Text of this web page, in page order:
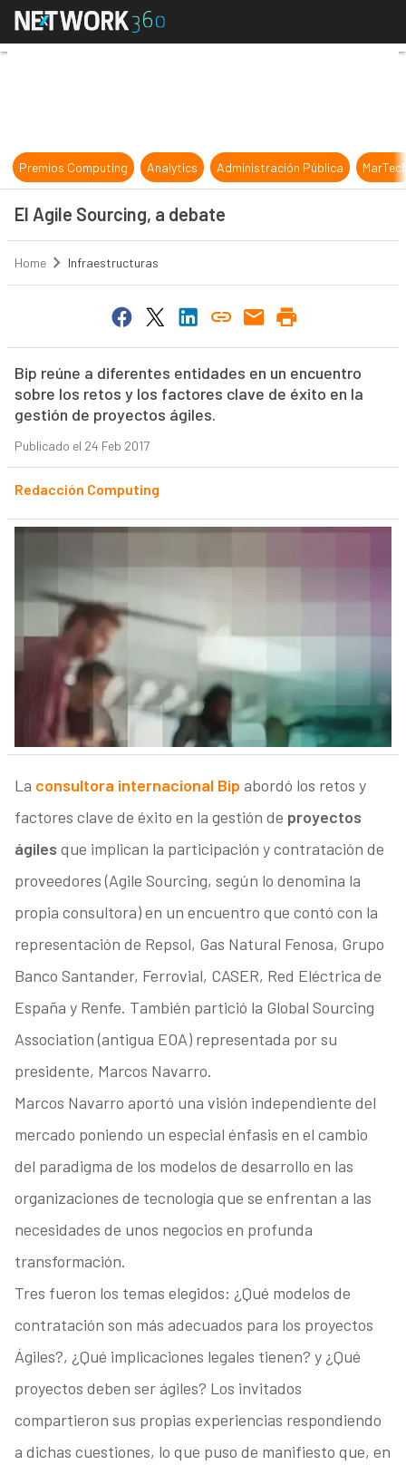
El Agile Sourcing, a debate
Premios Computing Analytics Administración Pública
El Agile Sourcing, a debate
Home Infraestructuras
Bip reúne a diferentes entidades en un encuentro
sobre los retos y los factores clave de éxito en la
gestión de proyectos ágiles.
Publicado el 24 Feb 2017
Redacción Computing
La consultora internacional Bip abordó los retos y
factores clave de éxito en la gestión de proyectos
ágiles que implican la participación y contratación de
proveedores (Agile Sourcing, según lo denomina la
propia consultora) en un encuentro que contó con la
representación de Repsol, Gas Natural Fenosa, Grupo
Banco Santander, Ferrovial, CASER, Red Eléctrica de
España y Renfe. También partició la Global Sourcing
Association (antigua EOA) representada por su
presidente, Marcos Navarro.
Marcos Navarro aportó una visión independiente del
mercado poniendo un especial énfasis en el cambio
del paradigma de los modelos de desarrollo en las
organizaciones de tecnología que se enfrentan a las
necesidades de unos negocios en profunda
transformación.
Tres fueron los temas elegidos: ¿Qué modelos de
contratación son más adecuados para los proyectos
Ágiles?, ¿Qué implicaciones legales tienen? y ¿Qué
proyectos deben ser ágiles? Los invitados
compartieron sus propias experiencias respondiendo
a dichas cuestiones, lo que puso de manifiesto que, en